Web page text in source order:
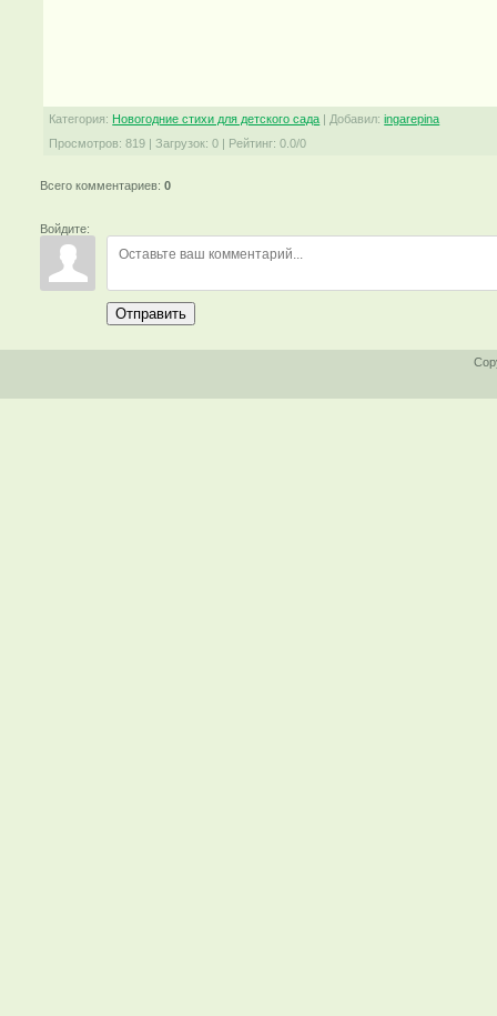
Категория: Новогодние стихи для детского сада | Добавил: ingarepina
Просмотров: 819 |Загрузок: 0 | Рейтинг: 0.0/0
Всего комментариев:0
Войдите:
Отправить